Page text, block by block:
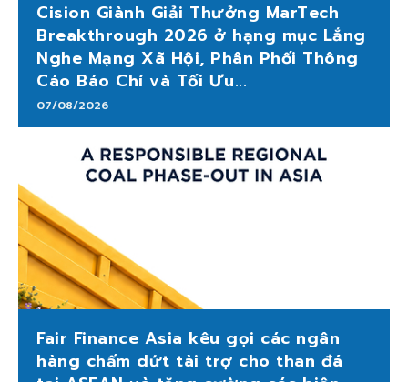
Cision Giành Giải Thưởng MarTech
Breakthrough 2026 ở hạng mục Lắng
Nghe Mạng Xã Hội, Phân Phối Thông
Cáo Báo Chí và Tối Ưu...
07/08/2026
Fair Finance Asia kêu gọi các ngân
hàng chấm dứt tài trợ cho than đá